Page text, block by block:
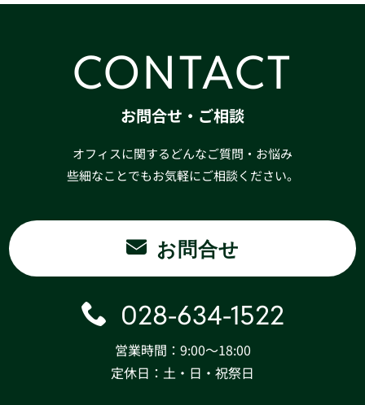
CONTACT
お問合せ・ご相談
オフィスに関するどんなご質問・お悩み
些細なことでもお気軽にご相談ください。
お問合せ
028-634-1522
営業時間：9:00〜18:00
定休日：土・日・祝祭日